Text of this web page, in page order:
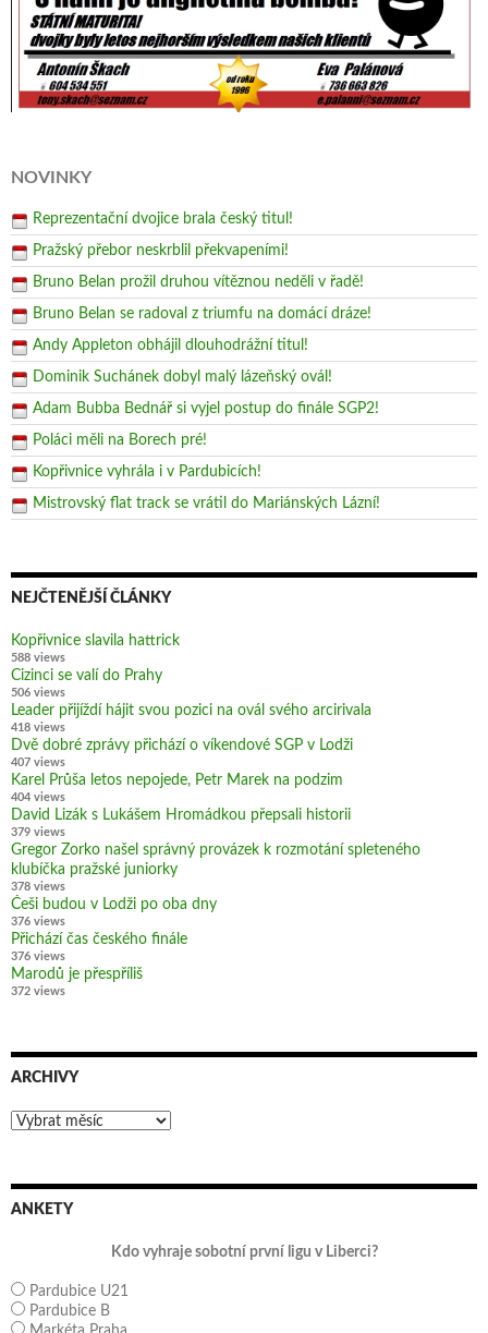
NOVINKY
Reprezentační dvojice brala český titul!
Pražský přebor neskrblil překvapeními!
Bruno Belan prožil druhou vítěznou neděli v řadě!
Bruno Belan se radoval z triumfu na domácí dráze!
Andy Appleton obhájil dlouhodrážní titul!
Dominik Suchánek dobyl malý lázeňský ovál!
Adam Bubba Bednář si vyjel postup do finále SGP2!
Poláci měli na Borech pré!
Kopřivnice vyhrála i v Pardubicích!
Mistrovský flat track se vrátil do Mariánských Lázní!
NEJČTENĚJŠÍ ČLÁNKY
Kopřivnice slavila hattrick
588 views
Cizinci se valí do Prahy
506 views
Leader přijíždí hájit svou pozici na ovál svého arcirivala
418 views
Dvě dobré zprávy přichází o víkendové SGP v Lodži
407 views
Karel Průša letos nepojede, Petr Marek na podzim
404 views
David Lizák s Lukášem Hromádkou přepsali historii
379 views
Gregor Zorko našel správný provázek k rozmotání spleteného
klubíčka pražské juniorky
378 views
Češi budou v Lodži po oba dny
376 views
Přichází čas českého finále
376 views
Marodů je přespříliš
372 views
ARCHIVY
Archivy
ANKETY
Kdo vyhraje sobotní první ligu v Liberci?
Pardubice U21
Pardubice B